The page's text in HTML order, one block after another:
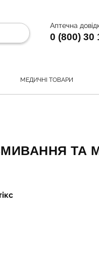
Аптечна
0 (800) 30
МЕДИЧНІ ТОВАРИ
ТА